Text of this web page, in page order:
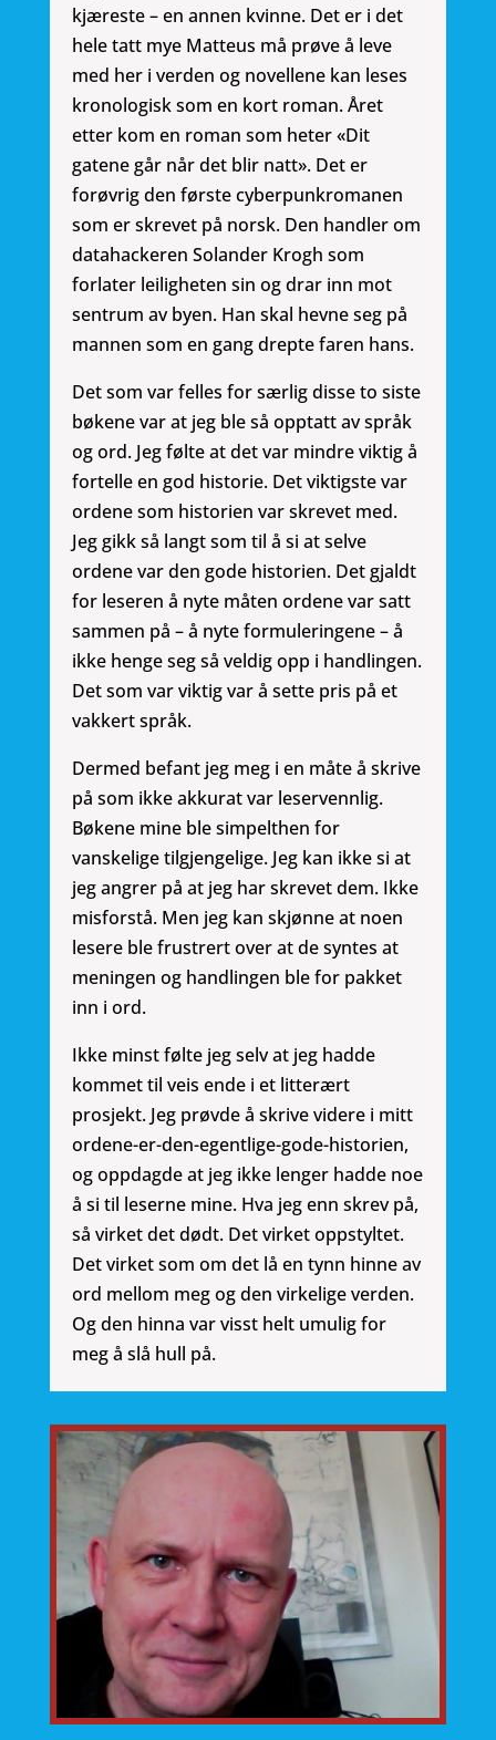
kjæreste – en annen kvinne. Det er i det
hele tatt mye Matteus må prøve å leve
med her i verden og novellene kan leses
kronologisk som en kort roman. Året
etter kom en roman som heter «Dit
gatene går når det blir natt». Det er
forøvrig den første cyberpunkromanen
som er skrevet på norsk. Den handler om
datahackeren Solander Krogh som
forlater leiligheten sin og drar inn mot
sentrum av byen. Han skal hevne seg på
mannen som en gang drepte faren hans.
Det som var felles for særlig disse to siste
bøkene var at jeg ble så opptatt av språk
og ord. Jeg følte at det var mindre viktig å
fortelle en god historie. Det viktigste var
ordene som historien var skrevet med.
Jeg gikk så langt som til å si at selve
ordene var den gode historien. Det gjaldt
for leseren å nyte måten ordene var satt
sammen på – å nyte formuleringene – å
ikke henge seg så veldig opp i handlingen.
Det som var viktig var å sette pris på et
vakkert språk.
Dermed befant jeg meg i en måte å skrive
på som ikke akkurat var leservennlig.
Bøkene mine ble simpelthen for
vanskelige tilgjengelige. Jeg kan ikke si at
jeg angrer på at jeg har skrevet dem. Ikke
misforstå. Men jeg kan skjønne at noen
lesere ble frustrert over at de syntes at
meningen og handlingen ble for pakket
inn i ord.
Ikke minst følte jeg selv at jeg hadde
kommet til veis ende i et litterært
prosjekt. Jeg prøvde å skrive videre i mitt
ordene-er-den-egentlige-gode-historien,
og oppdagde at jeg ikke lenger hadde noe
å si til leserne mine. Hva jeg enn skrev på,
så virket det dødt. Det virket oppstyltet.
Det virket som om det lå en tynn hinne av
ord mellom meg og den virkelige verden.
Og den hinna var visst helt umulig for
meg å slå hull på.